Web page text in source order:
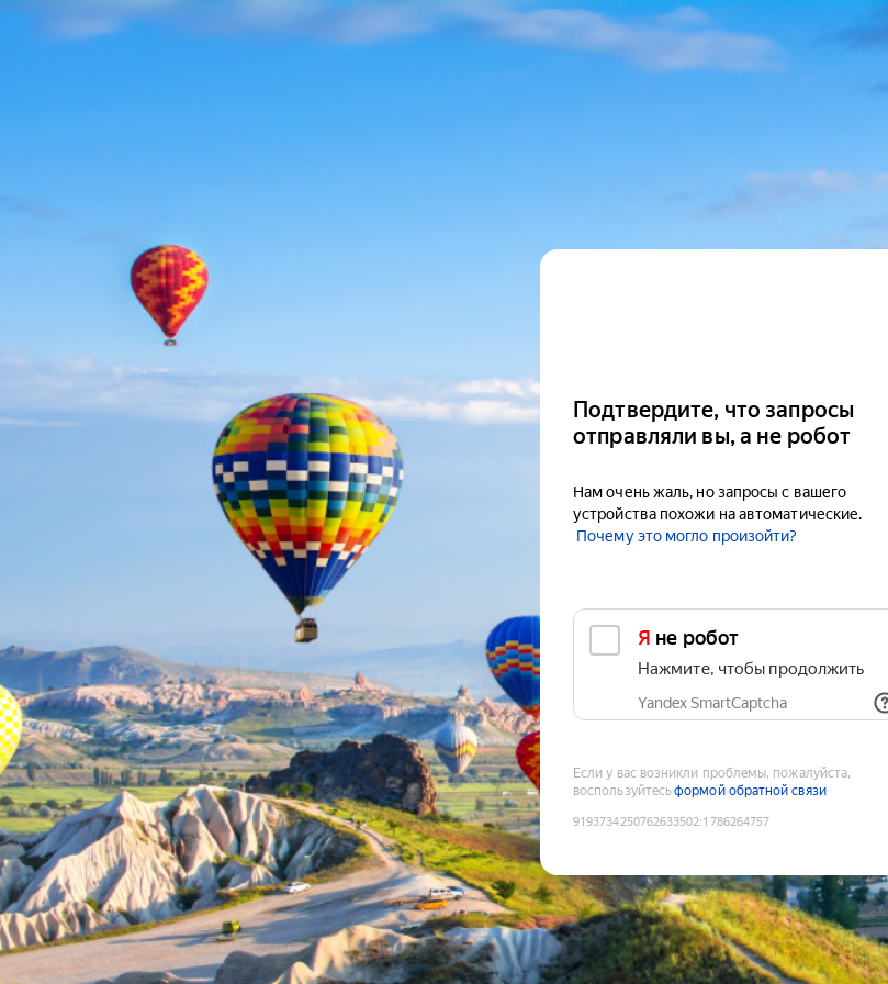
Подтвердите, что запросы
отправляли вы, а не робот
Нам очень жаль, но запросы с вашего
устройства похожи на автоматические.
Почему это могло произойти?
Я не робот
Нажмите, чтобы продолжить
Yandex SmartCaptcha
Если у вас возникли проблемы, пожалуйста,
воспользуйтесьформой обратной связи
9193734250762633502:1786264757